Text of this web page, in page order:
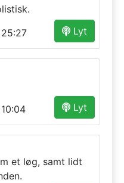
Lyt
25:27
Lyt
10:04
et løg, samt lidt